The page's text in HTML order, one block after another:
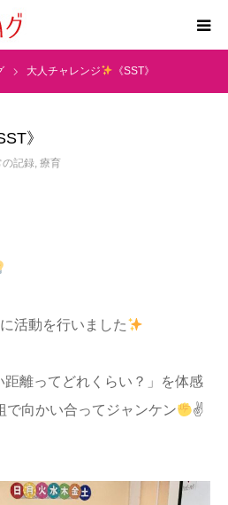
大人チャレンジ 《SST》
》
の記録, 療育
活動を行いました
距離ってどれくらい？」を体感
で向かい合ってジャンケン
✌